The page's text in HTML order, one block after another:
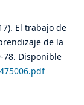
El trabajo de
de la
78. Disponible